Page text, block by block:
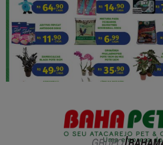
Uma empresa do